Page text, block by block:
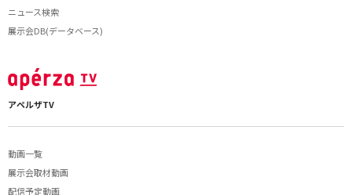
ニュース検索
展示会DB(データベース)
アペルザTV
動画一覧
展示会取材動画
配信予定動画